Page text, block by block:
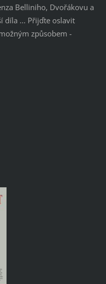
Belliniho, Dvořákovu a
díla ... Přijďte oslavit
způsobem -